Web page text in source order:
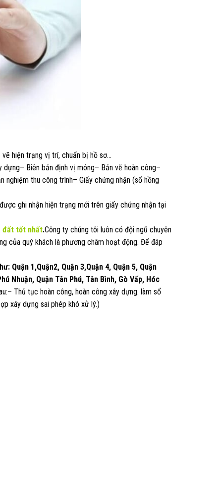
hiện trạng vị trí, chuẩn bị hồ sơ…
Biên bản định vị móng– Bản vẽ hoàn công–
thu công trình– Giấy chứng nhận (sổ hồng
ghi nhận hiện trạng mới trên giấy chứng nhận tại
đất tốt nhất.Công ty chúng tôi luôn có đội ngũ chuyên
của quý khách là phương châm hoạt động. Để đáp
1,Quận2, Quận 3,Quận 4, Quận 5, Quận
Nhuận, Quận Tân Phú, Tân Bình, Gò Vấp, Hóc
Thủ tục hoàn công, hoàn công xây dựng. làm sổ
xây dựng sai phép khó xử lý.)